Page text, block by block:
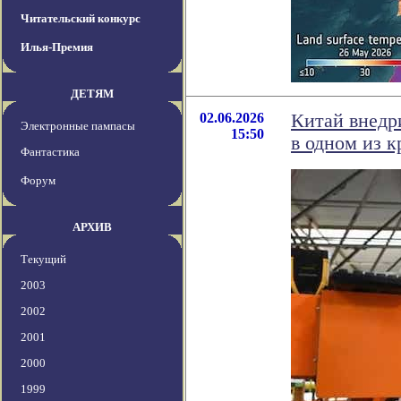
Читательский конкурс
Илья-Премия
ДЕТЯМ
Электронные пампасы
Фантастика
Форум
АРХИВ
Текущий
2003
2002
2001
2000
1999
02.06.2026
15:50
Китай
в одном из